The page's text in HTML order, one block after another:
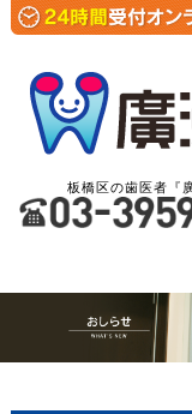
板橋区の歯医者『